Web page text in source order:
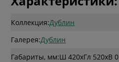
Коллекция:Дублин
Галерея:Дублин
Габариты, мм:Ш 420xГл 520xВ 0